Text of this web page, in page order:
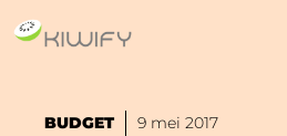
Ga
naar
inhoudBUDGET 9 mei 2017